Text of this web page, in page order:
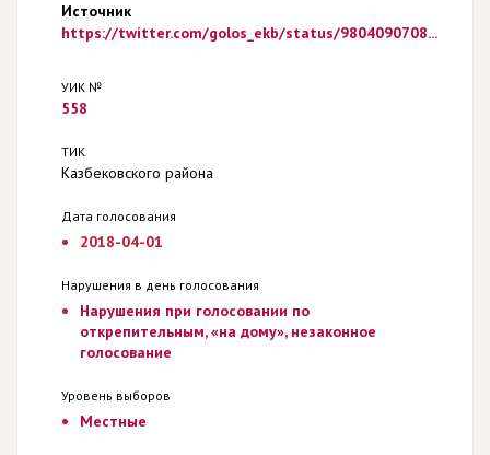
Источник
https://twitter.com/golos_ekb/status/9804090708...
УИК №
558
ТИК
Казбековского района
Дата голосования
2018-04-01
Нарушения в день голосования
Нарушения при голосовании по
открепительным, «на дому», незаконное
голосование
Уровень выборов
Местные